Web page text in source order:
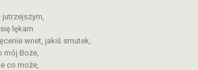
jutrzejszym,
lękam
wnet, jakiś smutek,
mój Boże,
co może,